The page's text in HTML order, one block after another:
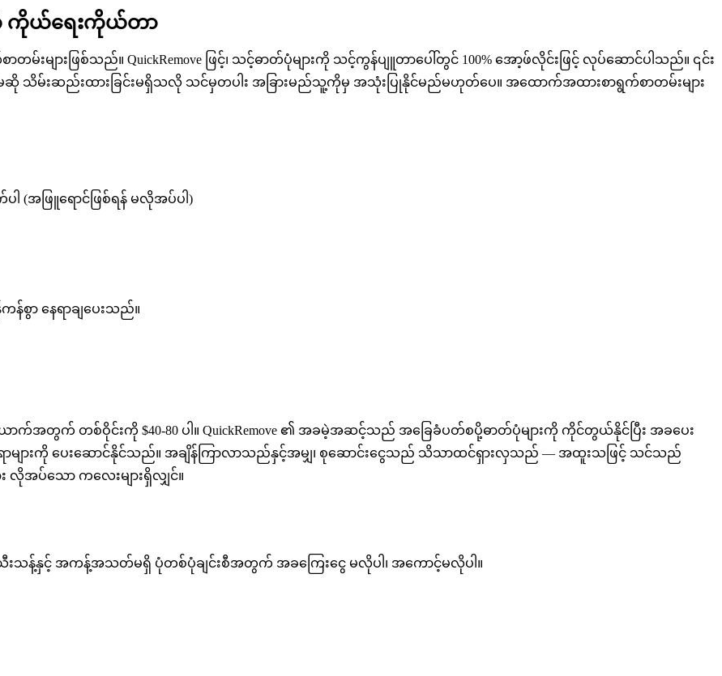
ကိုယ်ရေးကိုယ်တာ
မ်းများဖြစ်သည်။ QuickRemove ဖြင့်၊ သင့်ဓာတ်ပုံများကို သင့်ကွန်ပျူတာပေါ်တွင် 100% အော့ဖ်လိုင်းဖြင့် လုပ်ဆောင်ပါသည်။ ၎င်း
မ်းဆည်းထားခြင်းမရှိသလို သင်မှတပါး အခြားမည်သူ့ကိုမှ အသုံးပြုနိုင်မည်မဟုတ်ပေ။ အထောက်အထားစာရွက်စာတမ်းများ
(အဖြူရောင်ဖြစ်ရန် မလိုအပ်ပါ)
စွာ နေရာချပေးသည်။
အတွက် တစ်ဝိုင်းကို $40-80 ပါ။ QuickRemove ၏ အခမဲ့အဆင့်သည် အခြေခံပတ်စပို့ဓာတ်ပုံများကို ကိုင်တွယ်နိုင်ပြီး အခပေး
များကို ပေးဆောင်နိုင်သည်။ အချိန်ကြာလာသည်နှင့်အမျှ၊ စုဆောင်းငွေသည် သိသာထင်ရှားလှသည် — အထူးသဖြင့် သင်သည်
လိုအပ်သော ကလေးများရှိလျှင်။
သီးသန့်နှင့် အကန့်အသတ်မရှိ ပုံတစ်ပုံချင်းစီအတွက် အခကြေးငွေ မလိုပါ၊ အကောင့်မလိုပါ။